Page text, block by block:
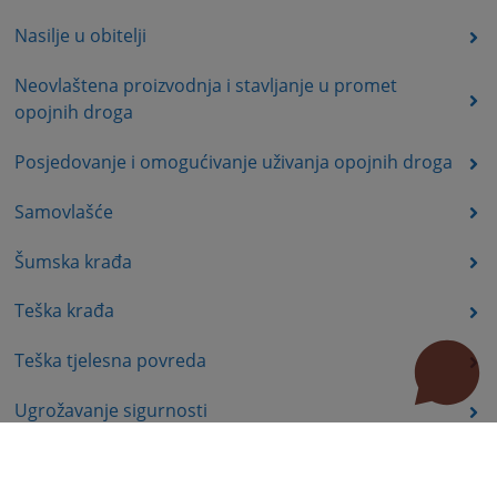
Nasilje u obitelji
Neovlaštena proizvodnja i stavljanje u promet
opojnih droga
Posjedovanje i omogućivanje uživanja opojnih droga
Samovlašće
Šumska krađa
Teška krađa
Teška tjelesna povreda
Ugrožavanje sigurnosti